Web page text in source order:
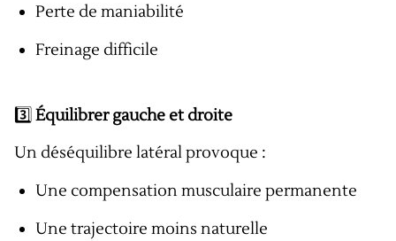
Perte de maniabilité
Freinage difficile
3️⃣Équilibrer gauche et droite
Un déséquilibre latéral provoque :
Une compensation musculaire permanente
Une trajectoire moins naturelle